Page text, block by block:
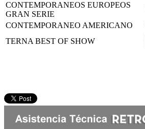
CONTEMPORANEOS EUROPEOS
GRAN SERIE
CONTEMPORANEO AMERICANO
TERNA BEST OF SHOW